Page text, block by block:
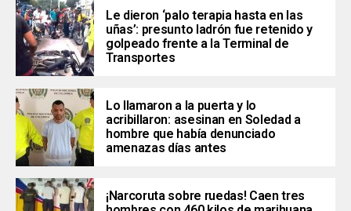
Le dieron ‘palo terapia hasta en las
uñas’: presunto ladrón fue retenido y
golpeado frente a la Terminal de
Transportes
Lo llamaron a la puerta y lo
acribillaron: asesinan en Soledad a
hombre que había denunciado
amenazas días antes
¡Narcoruta sobre ruedas! Caen tres